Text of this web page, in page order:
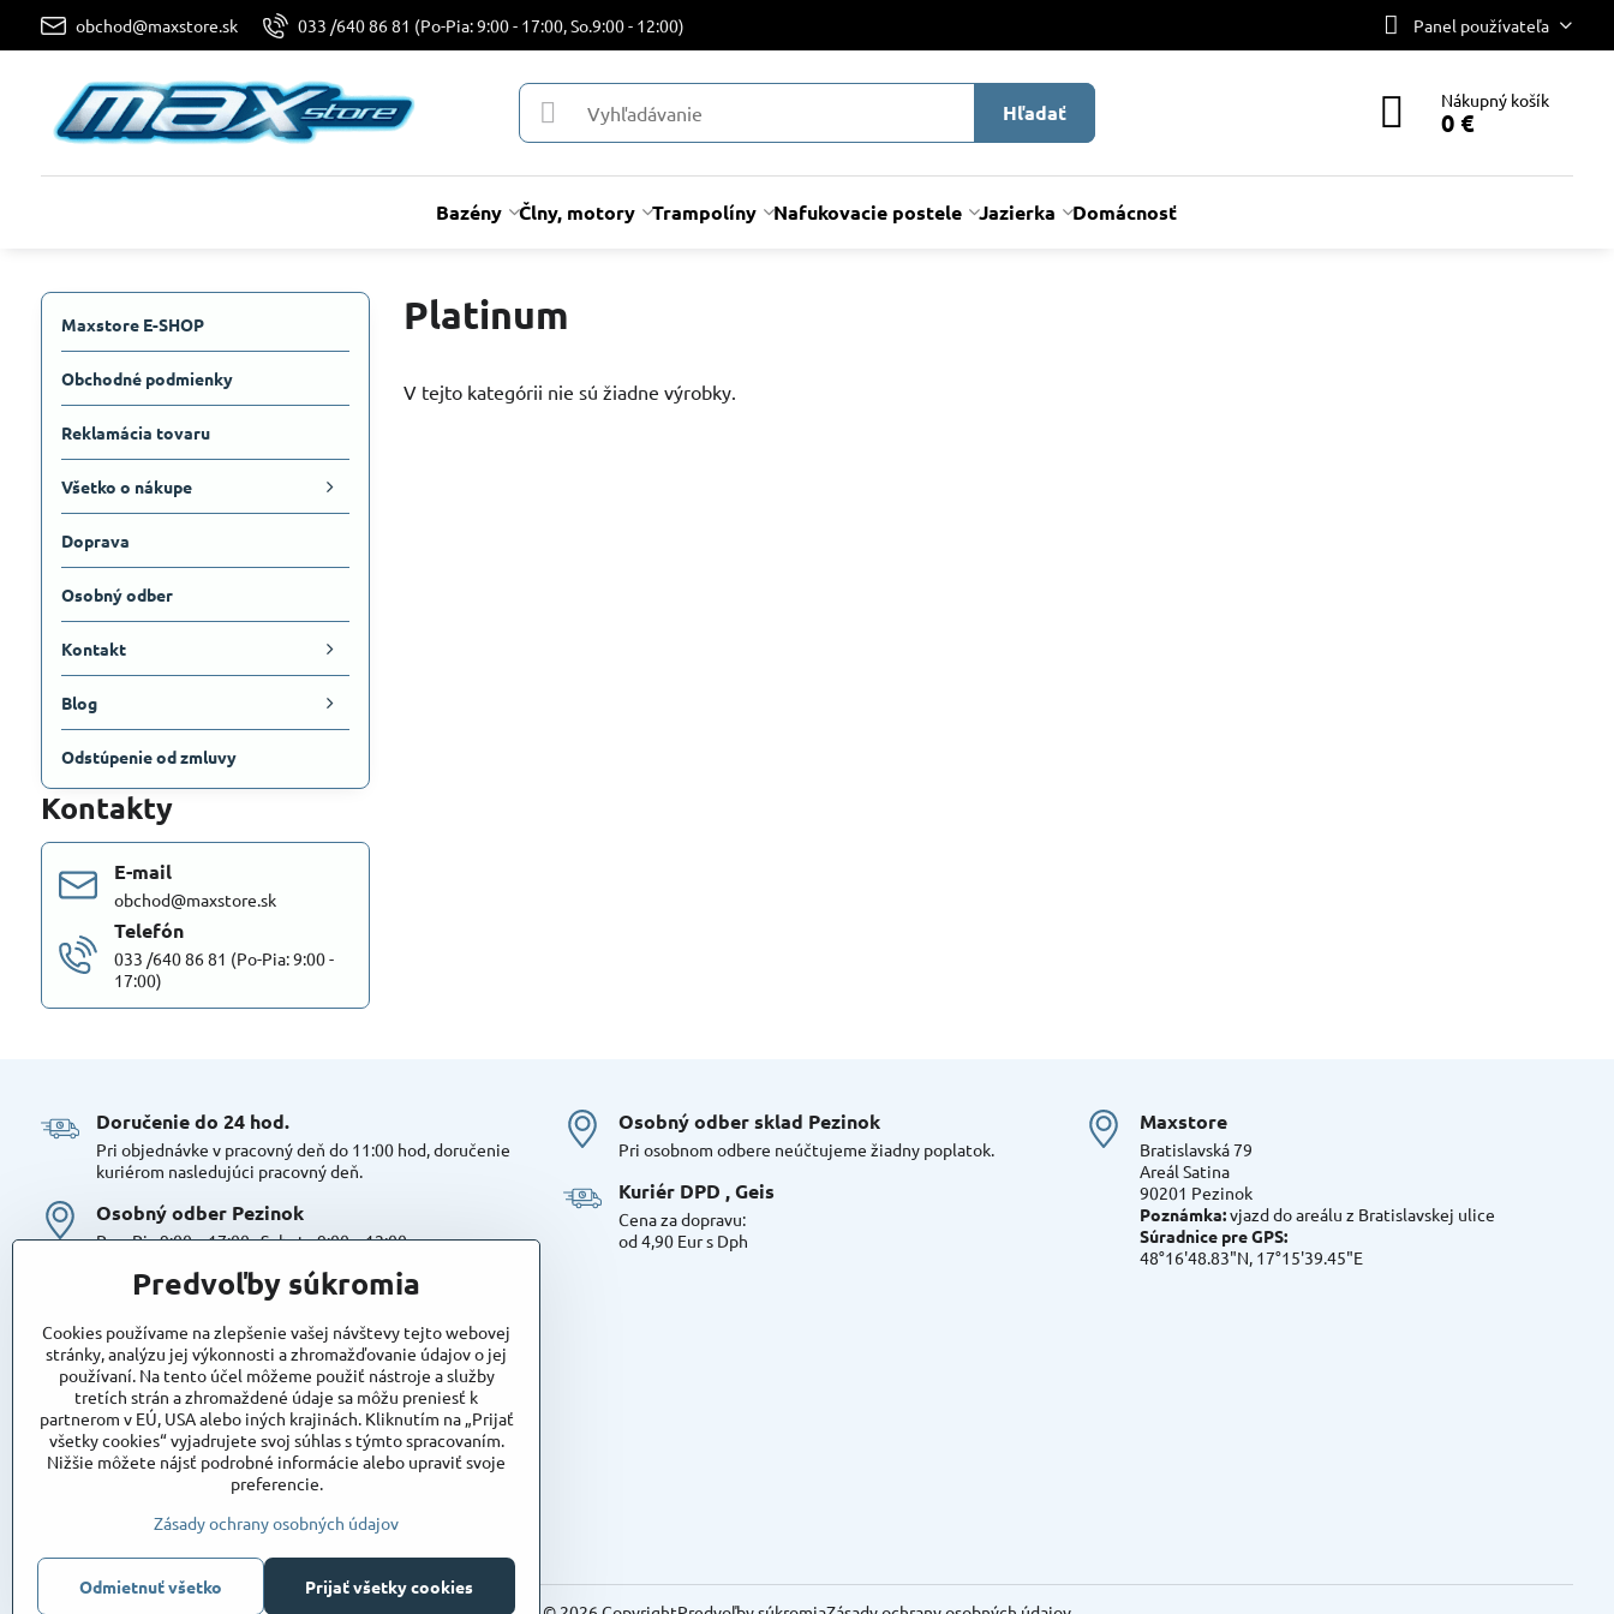
obchod@maxstore.sk 033 /640 86 81 (Po-Pia: 9:00 - 17:00, So.9:00 - 12:00) Panel používateľa
Hľadať Nákupný košík
0 €
Bazény Člny, motory Trampolíny Nafukovacie postele Jazierka Domácnosť
Platinum
V tejto kategórii nie sú žiadne výrobky.
Maxstore E-SHOP
Obchodné podmienky
Reklamácia tovaru
Všetko o nákupe
Doprava
Osobný odber
Kontakt
Blog
Odstúpenie od zmluvy
Kontakty
E-mail
obchod@maxstore.sk
Telefón
033 /640 86 81 (Po-Pia: 9:00 -
17:00)
Doručenie do 24 hod​.
Pri objednávke v pracovný deň do 11:00 hod, doručenie
kuriérom nasledujúci pracovný deň.
Osobný odber Pezinok
Po – Pia 9:00 – 17:00 , Sobota 9:00 – 12:00
bezplatné parkovanie, možnosť doplniť objednávku alebo
dokúpiť tovar na mieste. Odborné poradenstvo
Tovar na sklade:
Dostupnosť:Skladom
Takto označený tovar máme skutočne na sklade
pripravený k osobnému odberu, alebo na odoslanie!
Objednávky
Stav objednávky
Osobný odber sklad Pezinok
Pri osobnom odbere neúčtujeme žiadny poplatok.
Kuriér DPD , Geis
Cena za dopravu:
od 4,90 Eur s Dph
Maxstore
Bratislavská 79
Areál Satina
90201 Pezinok
Poznámka:vjazd do areálu z Bratislavskej ulice
Súradnice pre GPS:
48°16'48.83"N, 17°15'39.45"E
Predvoľby súkromia
Cookies používame na zlepšenie vašej návštevy tejto webovej
stránky, analýzu jej výkonnosti a zhromažďovanie údajov o jej
používaní. Na tento účel môžeme použiť nástroje a služby
tretích strán a zhromaždené údaje sa môžu preniesť k
partnerom v EÚ, USA alebo iných krajinách. Kliknutím na „Prijať
všetky cookies“ vyjadrujete svoj súhlas s týmto spracovaním.
Nižšie môžete nájsť podrobné informácie alebo upraviť svoje
preferencie.
Zásady ochrany osobných údajov
Prijať všetky cookies
Odmietnuť všetko